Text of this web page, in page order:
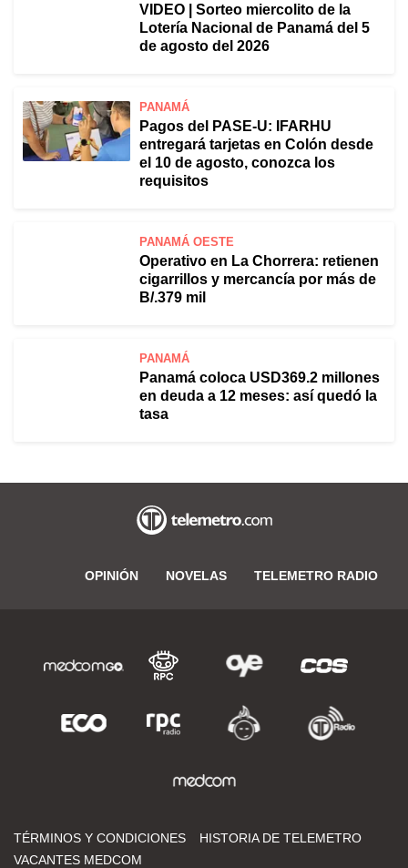
VIDEO | Sorteo miercolito de la
Lotería Nacional de Panamá del 5
de agosto del 2026
PANAMÁ
Pagos del PASE-U: IFARHU
entregará tarjetas en Colón desde
el 10 de agosto, conozca los
requisitos
PANAMÁ OESTE
Operativo en La Chorrera: retienen
cigarrillos y mercancía por más de
B/.379 mil
PANAMÁ
Panamá coloca USD369.2 millones
en deuda a 12 meses: así quedó la
tasa
OPINIÓN NOVELAS TELEMETRO RADIO
TÉRMINOS Y CONDICIONES
HISTORIA DE TELEMETRO
VACANTES MEDCOM